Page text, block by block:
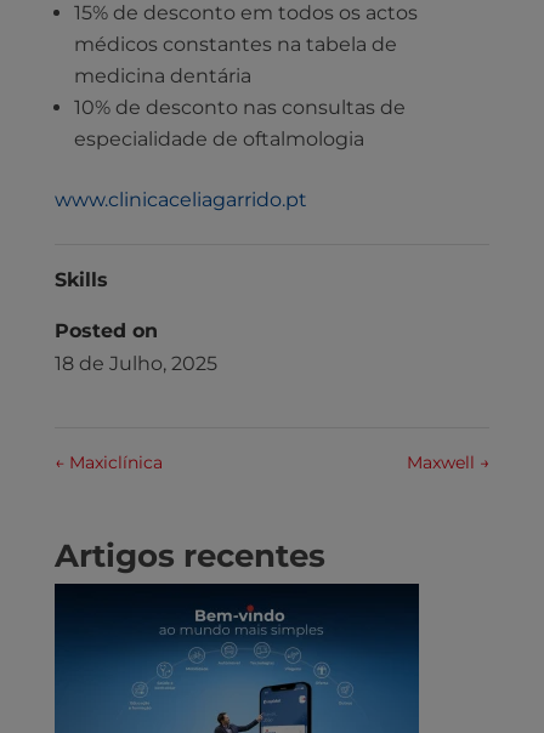
15% de desconto em todos os actos
médicos constantes na tabela de
medicina dentária
10% de desconto nas consultas de
especialidade de oftalmologia
www.clinicaceliagarrido.pt
Skills
Posted on
18 de Julho, 2025
←Maxiclínica Maxwell →
Artigos recentes